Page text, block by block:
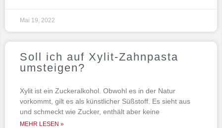
Mai 19, 2022
Soll ich auf Xylit-Zahnpasta
umsteigen?
Xylit ist ein Zuckeralkohol. Obwohl es in der Natur
vorkommt, gilt es als künstlicher Süßstoff. Es sieht aus
und schmeckt wie Zucker, enthält aber keine
MEHR LESEN »